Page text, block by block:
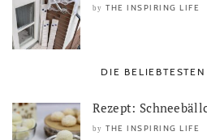
by THE INSPIRING LIFE
DIE BELIEBTESTEN
Rezept:
by THE INSPIRING LIFE